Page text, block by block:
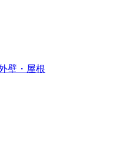
壁・屋根